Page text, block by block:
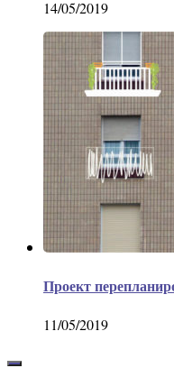
14/05/2019
Проект
11/05/2019